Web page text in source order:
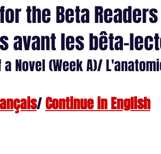
magazine inédiconte exclusitale
the Beta
avant les bêta-
a Novel (Week A)/
/ Continue in English